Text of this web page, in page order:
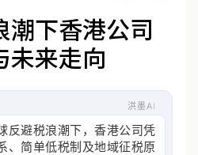
潮下香港公司
未来走向
洪墨AI
反避税浪潮下，香港公司凭
、简单低税制及地域征税原